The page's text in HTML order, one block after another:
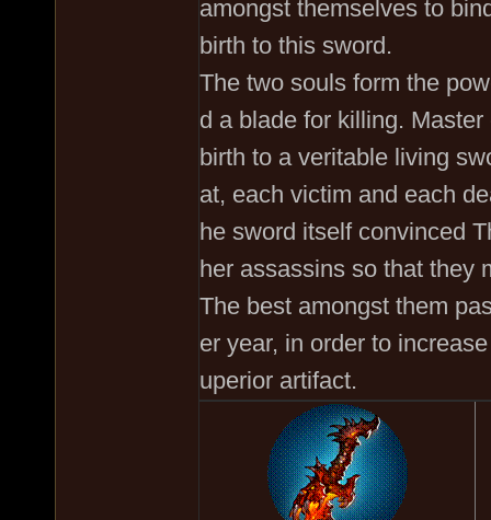
amongst themselves to
birth to this sword.
The two souls form the
d a blade for killing.
birth to a veritable living
at, each victim and each
he sword itself convinced
her assassins so that they
The best amongst them
er year, in order to
uperior artifact.